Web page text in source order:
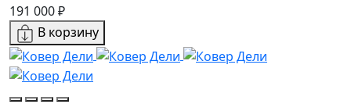
191 000 ₽
В корзину